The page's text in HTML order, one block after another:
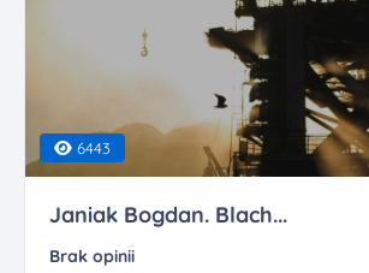
6443
Janiak Bogdan. Blach...
Brak opinii